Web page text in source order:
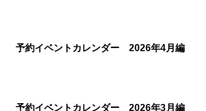
予約イベントカレンダー 2026年4月編
予約イベントカレンダー 2026年3月編